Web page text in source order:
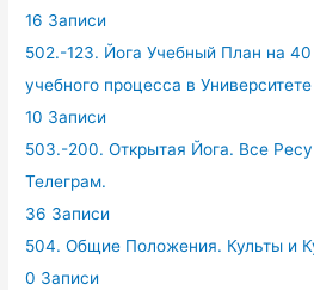
16 Записи
502.-123. Йога Учебный План на 40
учебного процесса в
10 Записи
503.-200. Открытая Йога. Все
Телеграм.
36 Записи
504. Общие Положения. Культы и
0 Записи